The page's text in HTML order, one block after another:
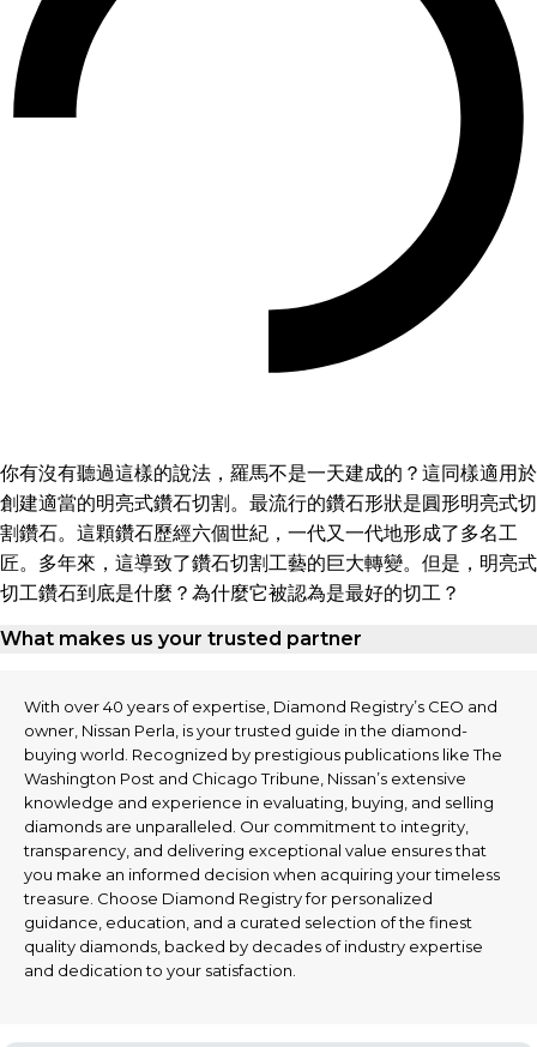
你有沒有聽過這樣的說法，羅馬不是一天建成的？這同樣適用於
創建適當的明亮式鑽石切割。最流行的鑽石形狀是圓形明亮式切
割鑽石。這顆鑽石歷經六個世紀，一代又一代地形成了多名工
匠。多年來，這導致了鑽石切割工藝的巨大轉變。但是，明亮式
切工鑽石到底是什麼？為什麼它被認為是最好的切工？
What makes us your trusted partner
With over 40 years of expertise, Diamond Registry’s CEO and
owner, Nissan Perla, is your trusted guide in the diamond-
buying world. Recognized by prestigious publications like The
Washington Post and Chicago Tribune, Nissan’s extensive
knowledge and experience in evaluating, buying, and selling
diamonds are unparalleled. Our commitment to integrity,
transparency, and delivering exceptional value ensures that
you make an informed decision when acquiring your timeless
treasure. Choose Diamond Registry for personalized
guidance, education, and a curated selection of the finest
quality diamonds, backed by decades of industry expertise
and dedication to your satisfaction.